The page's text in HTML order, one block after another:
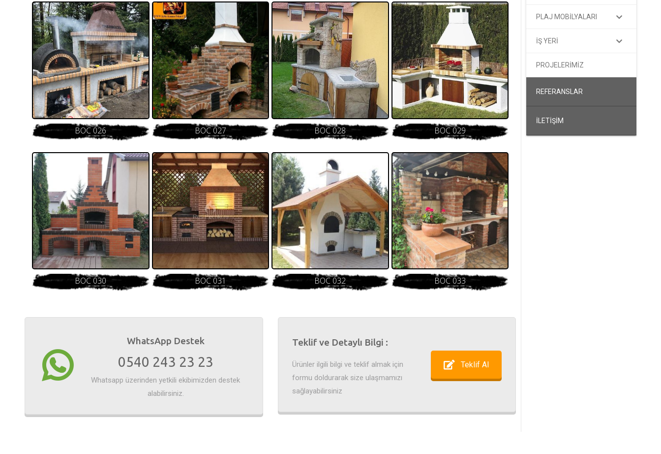
BOC 026 BOC 027 BOC 028 BOC 029
BOC 030 BOC 031 BOC 032 BOC 033
WhatsApp Destek
0540 243 23 23
Whatsapp üzerinden yetkili ekibimizden destek
alabilirsiniz.
Teklif ve Detaylı Bilgi :
Ürünler ilgili bilgi ve teklif almak için
formu doldurarak size ulaşmamızı
sağlayabilirsiniz
Teklif Al
PLAJ MOBİLYALARI
İŞ YERİ
PROJELERİMİZ
REFERANSLAR
İLETİŞİM